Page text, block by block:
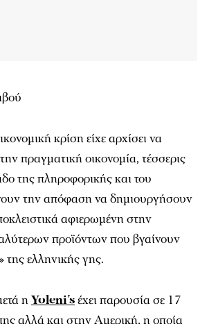
κρίση είχε αρχίσει να
πραγματική οικονομία, τέσσερις
της πληροφορικής και του
την απόφαση να δημιουργήσουν
αφιερωμένη στην
προϊόντων που βγαίνουν
ελληνικής γης.
ηYoleni’sέχει παρουσία σε 17
αλλά και στην Αμερική, η οποία